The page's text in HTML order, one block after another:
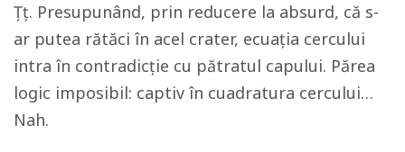
Țț. Presupunând, prin reducere la absurd, că s-
ar putea rătăci în acel crater, ecuația cercului
intra în contradicție cu pătratul capului. Părea
logic imposibil: captiv în cuadratura cercului…
Nah.